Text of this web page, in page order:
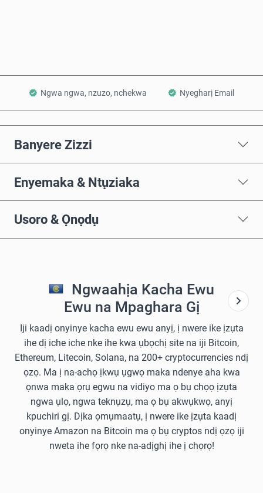
Ngwa ngwa, nzuzo, nchekwa Nyegharị Email
Banyere Zizzi
Enyemaka & Ntụziaka
Usoro & Ọnọdụ
Ngwaahịa Kacha Ewu
Ewu na Mpaghara Gị
Iji kaadị onyinye kacha ewu ewu anyị, ị nwere ike ịzụta
ihe dị iche iche nke ihe kwa ụbọchị site na iji Bitcoin,
Ethereum, Litecoin, Solana, na 200+ cryptocurrencies ndị
ọzọ. Ma ị na-achọ ịkwụ ụgwọ maka ndenye aha kwa
ọnwa maka ọrụ egwu na vidiyo ma ọ bụ chọọ ịzụta
ngwa ụlọ, ngwa teknụzụ, ma ọ bụ akwụkwọ, anyị
kpuchiri gị. Dịka ọmụmaatụ, ị nwere ike ịzụta kaadị
onyinye Amazon na Bitcoin ma ọ bụ cryptos ndị ọzọ iji
nweta ihe fọrọ nke na-adịghị ihe ị chọrọ!